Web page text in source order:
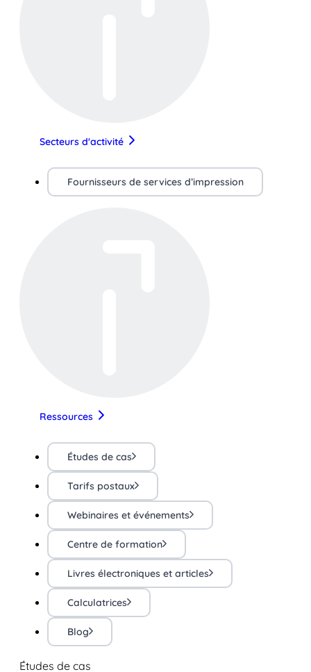
Secteurs d'activité
Fournisseurs de services d’impression
Ressources
Études de cas
Tarifs postaux
Webinaires et événements
Centre de formation
Livres électroniques et articles
Calculatrices
Blog
Études de cas